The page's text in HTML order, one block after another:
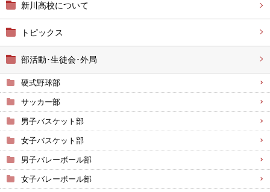
新川高校について
トピックス
部活動･生徒会･外局
硬式野球部
サッカー部
男子バスケット部
女子バスケット部
男子バレーボール部
女子バレーボール部